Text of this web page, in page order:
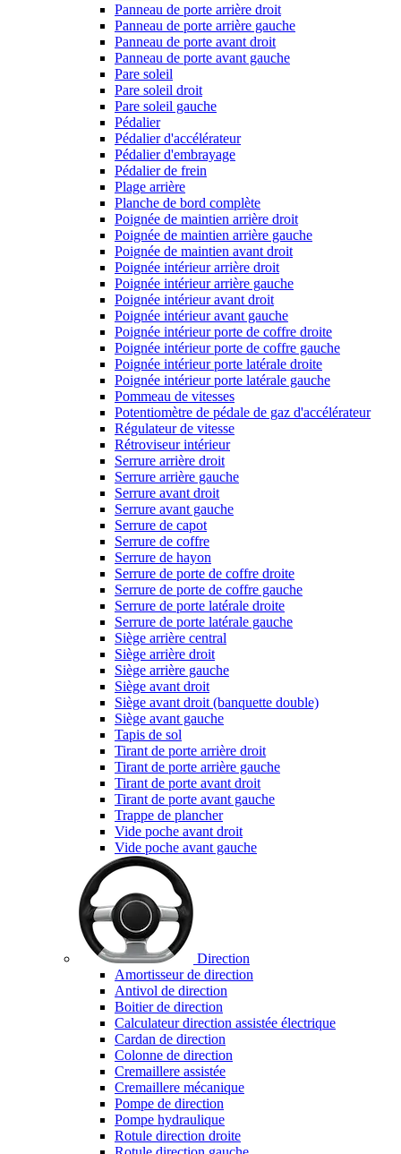
Panneau de porte arrière droit
Panneau de porte arrière gauche
Panneau de porte avant droit
Panneau de porte avant gauche
Pare soleil
Pare soleil droit
Pare soleil gauche
Pédalier
Pédalier d'accélérateur
Pédalier d'embrayage
Pédalier de frein
Plage arrière
Planche de bord complète
Poignée de maintien arrière droit
Poignée de maintien arrière gauche
Poignée de maintien avant droit
Poignée intérieur arrière droit
Poignée intérieur arrière gauche
Poignée intérieur avant droit
Poignée intérieur avant gauche
Poignée intérieur porte de coffre droite
Poignée intérieur porte de coffre gauche
Poignée intérieur porte latérale droite
Poignée intérieur porte latérale gauche
Pommeau de vitesses
Potentiomètre de pédale de gaz d'accélérateur
Régulateur de vitesse
Rétroviseur intérieur
Serrure arrière droit
Serrure arrière gauche
Serrure avant droit
Serrure avant gauche
Serrure de capot
Serrure de coffre
Serrure de hayon
Serrure de porte de coffre droite
Serrure de porte de coffre gauche
Serrure de porte latérale droite
Serrure de porte latérale gauche
Siège arrière central
Siège arrière droit
Siège arrière gauche
Siège avant droit
Siège avant droit (banquette double)
Siège avant gauche
Tapis de sol
Tirant de porte arrière droit
Tirant de porte arrière gauche
Tirant de porte avant droit
Tirant de porte avant gauche
Trappe de plancher
Vide poche avant droit
Vide poche avant gauche
Direction
Amortisseur de direction
Antivol de direction
Boitier de direction
Calculateur direction assistée électrique
Cardan de direction
Colonne de direction
Cremaillere assistée
Cremaillere mécanique
Pompe de direction
Pompe hydraulique
Rotule direction droite